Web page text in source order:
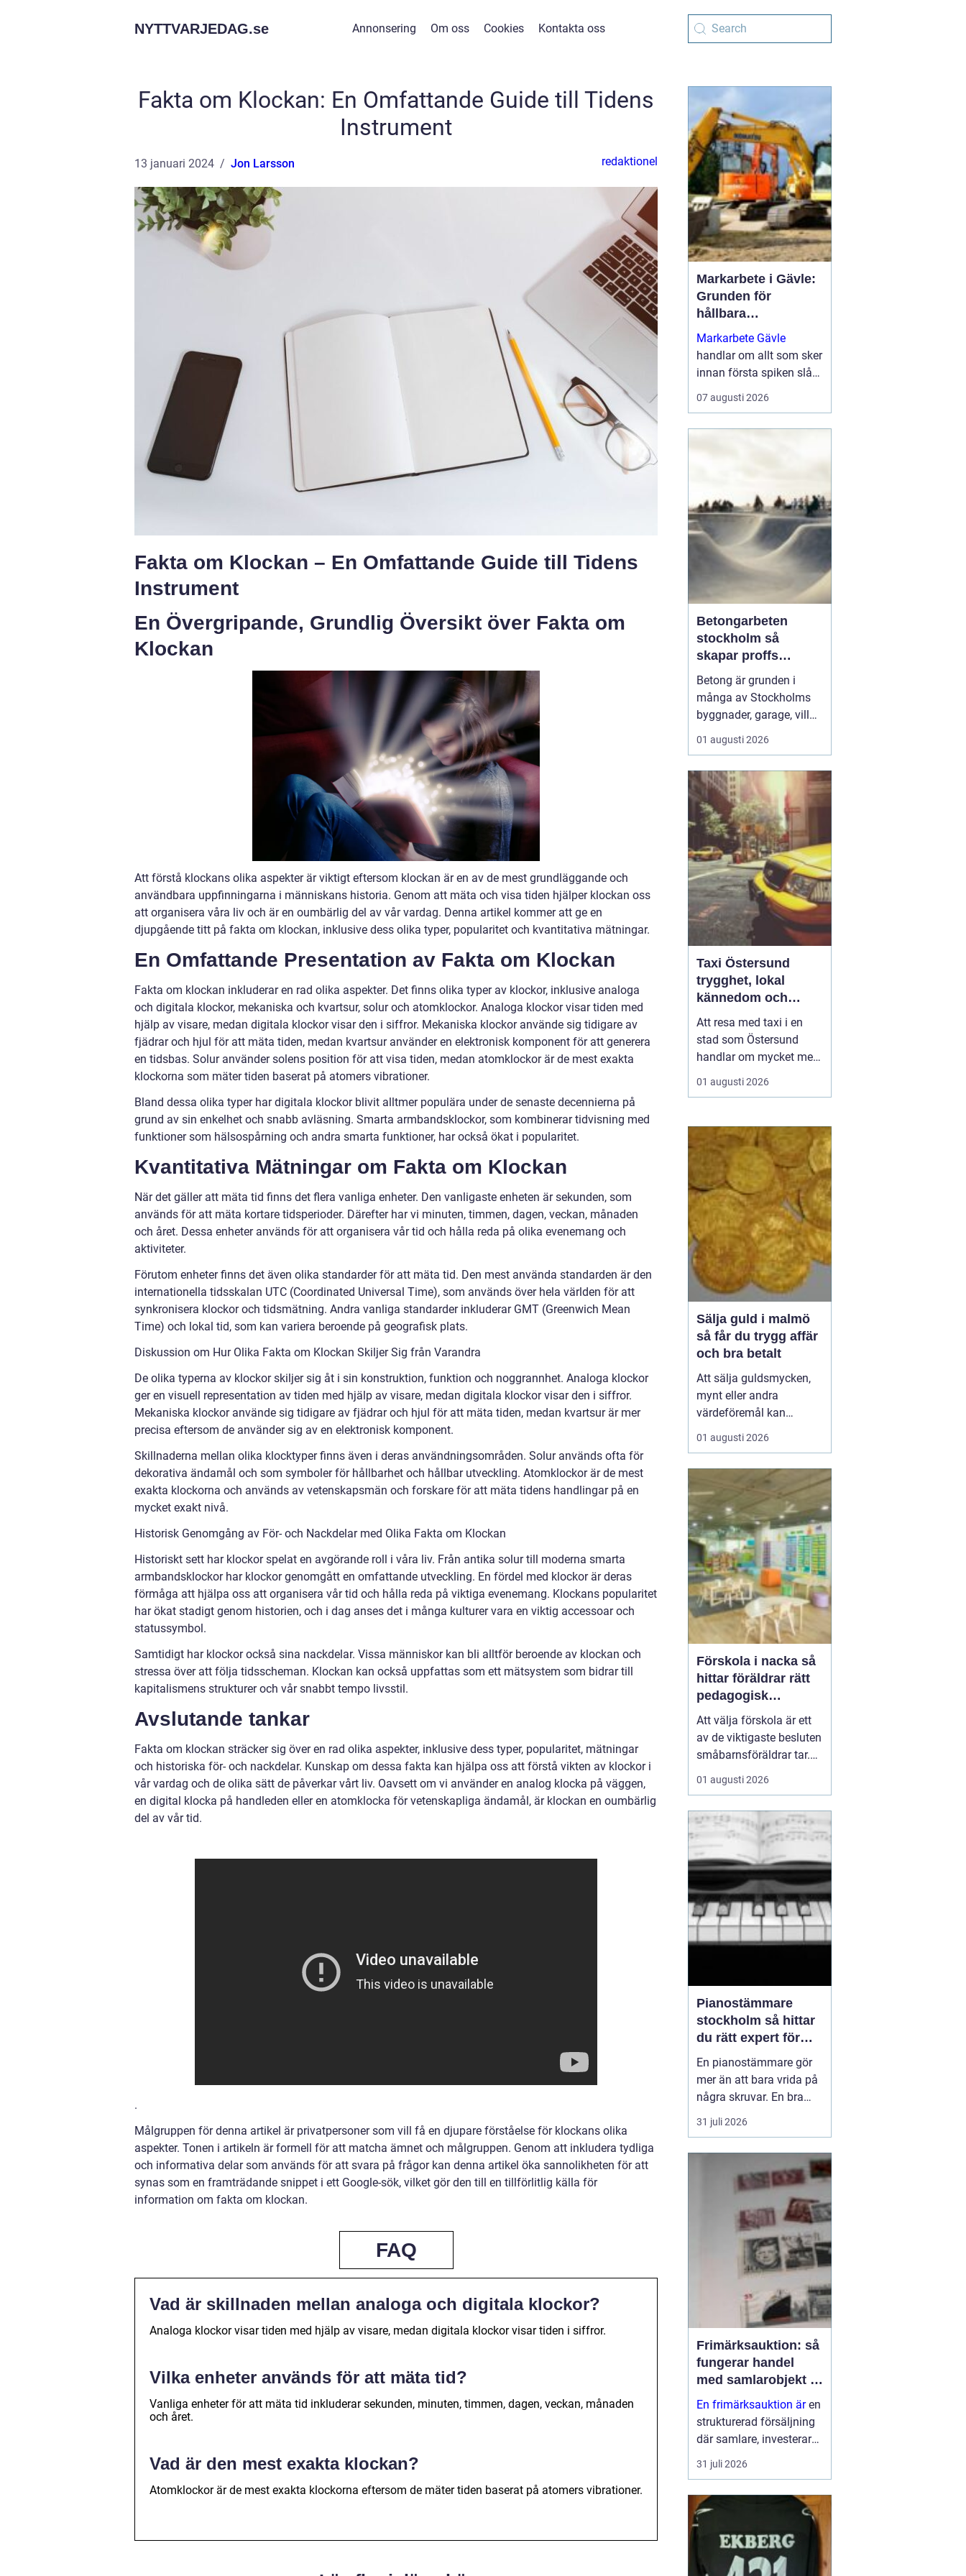
NYTTVARJEDAG.se Annonsering Om oss Cookies Kontakta oss
Fakta om Klockan: En Omfattande Guide till Tidens
Instrument
13 januari 2024 Jon Larsson redaktionel
Fakta om Klockan – En Omfattande Guide till Tidens
Instrument
En Övergripande, Grundlig Översikt över Fakta om
Klockan
Att förstå klockans olika aspekter är viktigt eftersom klockan är en av de mest grundläggande och
användbara uppfinningarna i människans historia. Genom att mäta och visa tiden hjälper klockan oss
att organisera våra liv och är en oumbärlig del av vår vardag. Denna artikel kommer att ge en
djupgående titt på fakta om klockan, inklusive dess olika typer, popularitet och kvantitativa mätningar.
En Omfattande Presentation av Fakta om Klockan
Fakta om klockan inkluderar en rad olika aspekter. Det finns olika typer av klockor, inklusive analoga
och digitala klockor, mekaniska och kvartsur, solur och atomklockor. Analoga klockor visar tiden med
hjälp av visare, medan digitala klockor visar den i siffror. Mekaniska klockor använde sig tidigare av
fjädrar och hjul för att mäta tiden, medan kvartsur använder en elektronisk komponent för att generera
en tidsbas. Solur använder solens position för att visa tiden, medan atomklockor är de mest exakta
klockorna som mäter tiden baserat på atomers vibrationer.
Bland dessa olika typer har digitala klockor blivit alltmer populära under de senaste decennierna på
grund av sin enkelhet och snabb avläsning. Smarta armbandsklockor, som kombinerar tidvisning med
funktioner som hälsospårning och andra smarta funktioner, har också ökat i popularitet.
Kvantitativa Mätningar om Fakta om Klockan
När det gäller att mäta tid finns det flera vanliga enheter. Den vanligaste enheten är sekunden, som
används för att mäta kortare tidsperioder. Därefter har vi minuten, timmen, dagen, veckan, månaden
och året. Dessa enheter används för att organisera vår tid och hålla reda på olika evenemang och
aktiviteter.
Förutom enheter finns det även olika standarder för att mäta tid. Den mest använda standarden är den
internationella tidsskalan UTC (Coordinated Universal Time), som används över hela världen för att
synkronisera klockor och tidsmätning. Andra vanliga standarder inkluderar GMT (Greenwich Mean
Time) och lokal tid, som kan variera beroende på geografisk plats.
Diskussion om Hur Olika Fakta om Klockan Skiljer Sig från Varandra
De olika typerna av klockor skiljer sig åt i sin konstruktion, funktion och noggrannhet. Analoga klockor
ger en visuell representation av tiden med hjälp av visare, medan digitala klockor visar den i siffror.
Mekaniska klockor använde sig tidigare av fjädrar och hjul för att mäta tiden, medan kvartsur är mer
precisa eftersom de använder sig av en elektronisk komponent.
Skillnaderna mellan olika klocktyper finns även i deras användningsområden. Solur används ofta för
dekorativa ändamål och som symboler för hållbarhet och hållbar utveckling. Atomklockor är de mest
exakta klockorna och används av vetenskapsmän och forskare för att mäta tidens handlingar på en
mycket exakt nivå.
Historisk Genomgång av För- och Nackdelar med Olika Fakta om Klockan
Historiskt sett har klockor spelat en avgörande roll i våra liv. Från antika solur till moderna smarta
armbandsklockor har klockor genomgått en omfattande utveckling. En fördel med klockor är deras
förmåga att hjälpa oss att organisera vår tid och hålla reda på viktiga evenemang. Klockans popularitet
har ökat stadigt genom historien, och i dag anses det i många kulturer vara en viktig accessoar och
statussymbol.
Samtidigt har klockor också sina nackdelar. Vissa människor kan bli alltför beroende av klockan och
stressa över att följa tidsscheman. Klockan kan också uppfattas som ett mätsystem som bidrar till
kapitalismens strukturer och vår snabbt tempo livsstil.
Avslutande tankar
Fakta om klockan sträcker sig över en rad olika aspekter, inklusive dess typer, popularitet, mätningar
och historiska för- och nackdelar. Kunskap om dessa fakta kan hjälpa oss att förstå vikten av klockor i
vår vardag och de olika sätt de påverkar vårt liv. Oavsett om vi använder en analog klocka på väggen,
en digital klocka på handleden eller en atomklocka för vetenskapliga ändamål, är klockan en oumbärlig
del av vår tid.
.
Målgruppen för denna artikel är privatpersoner som vill få en djupare förståelse för klockans olika
aspekter. Tonen i artikeln är formell för att matcha ämnet och målgruppen. Genom att inkludera tydliga
och informativa delar som används för att svara på frågor kan denna artikel öka sannolikheten för att
synas som en framträdande snippet i ett Google-sök, vilket gör den till en tillförlitlig källa för
information om fakta om klockan.
FAQ
Vad är skillnaden mellan analoga och digitala klockor?
Analoga klockor visar tiden med hjälp av visare, medan digitala klockor visar tiden i siffror.
Vilka enheter används för att mäta tid?
Vanliga enheter för att mäta tid inkluderar sekunden, minuten, timmen, dagen, veckan, månaden
och året.
Vad är den mest exakta klockan?
Atomklockor är de mest exakta klockorna eftersom de mäter tiden baserat på atomers vibrationer.
Markarbete i Gävle:
Grunden för
hållbara
byggprojekt
Markarbete Gävle
handlar om allt som sker
innan första spiken slås
i eller första
betongplattan gjuts, och
07 augusti 2026
Betongarbeten
stockholm så
skapar proffs
hållbara
konstruktioner
Betong är grunden i
många av Stockholms
byggnader, garage, villor
och industrifastigheter.
När man pratar om
Stockholm handlar det
både om stabila grunder,
välgjutna stommar och
snygga ytor som håller
länge. För den som
planerar ett byg...
01 augusti 2026
Taxi Östersund
trygghet, lokal
kännedom och
smidiga resor året
runt
Att resa med taxi i en
stad som Östersund
handlar om mycket mer
än att bara ta sig från
punkt A till punkt B.
lokalkännedom och
tillgänglighet spelar stor
roll, särskilt i en region
där vintern är lång, snön
ligger djup och
avstånden i...
01 augusti 2026
Sälja guld i malmö
så får du trygg affär
och bra betalt
Att sälja guldsmycken,
mynt eller andra
värdeföremål kan
kännas både lockande
och osäkert på samma
smyckena är värda mer
än bara metallvärdet, hur
processen går till och
vilken köpare som går
att lita på. För den som
söker infor...
01 augusti 2026
Förskola i nacka så
hittar föräldrar rätt
pedagogisk
trygghet
Att välja förskola är ett
av de viktigaste besluten
småbarnsföräldrar tar.
Omsorg, trygghet,
pedagogik och praktisk
fungera tillsammans,
gärna under många år. I
Nacka finns ett brett
utbud av förskolor, både
kommunala och
friståen...
01 augusti 2026
Pianostämmare
stockholm så hittar
du rätt expert för
ditt piano
En pianostämmare gör
mer än att bara vrida på
några skruvar. En bra
stämning påverkar hur
pianot låter, känns och
som Stockholm, där
många bor i lägenhet
och klimatet växlar
kraftigt mellan
årstiderna, ställs extra
31 juli 2026
Frimärksauktion: så
fungerar handel
med samlarobjekt i
praktiken
En frimärksauktion ären
strukturerad försäljning
där samlare, investerare
och nybörjare köper och
säljer frimärken genom
31 juli 2026